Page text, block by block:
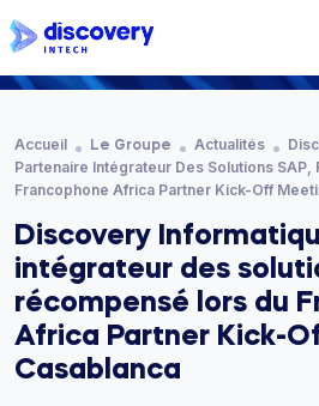
Fil d'Ariane
Accueil Le Groupe Actualités
Partenaire Intégrateur Des Solutions SAP,
Francophone Africa Partner Kick-Off
Discovery
intégrateur des
récompensé lors du
Africa Partner Kick-
Casablanca